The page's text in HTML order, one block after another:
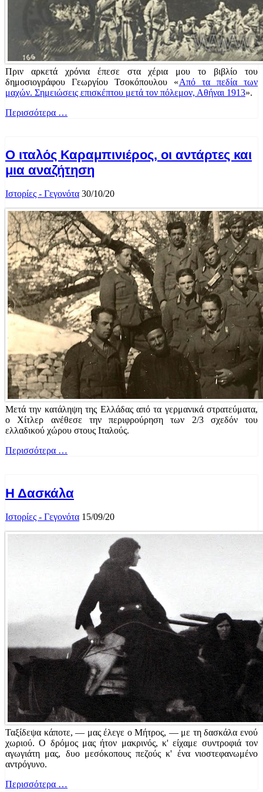
Πριν αρκετά χρόνια έπεσε στα χέρια μου το βιβλίο του
δημοσιογράφου Γεωργίου Τσοκόπουλου «Από τα πεδία των
μαχών. Σημειώσεις επισκέπτου μετά τον πόλεμον, Αθήναι 1913».
Περισσότερα …
Ο ιταλός Καραμπινιέρος, οι αντάρτες και
μια αναζήτηση
Ιστορίες - Γεγονότα 30/10/20
Μετά την κατάληψη της Ελλάδας από τα γερμανικά στρατεύματα,
ο Χίτλερ ανέθεσε την περιφρούρηση των 2/3 σχεδόν του
ελλαδικού χώρου στους Ιταλούς.
Περισσότερα …
Η Δασκάλα
Ιστορίες - Γεγονότα 15/09/20
Ταξίδεψα κάποτε, — μας έλεγε ο Μήτρος, — με τη δασκάλα ενού
χωριού. Ο δρόμος μας ήτον μακρινός, κ' είχαμε συντροφιά τον
αγωγιάτη μας, δυο μεσόκοπους πεζούς κ' ένα νιοστεφανωμένο
αντρόγυνο.
Περισσότερα …